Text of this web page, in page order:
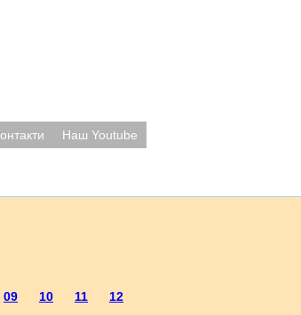
Наш Youtube
09 10 11 12